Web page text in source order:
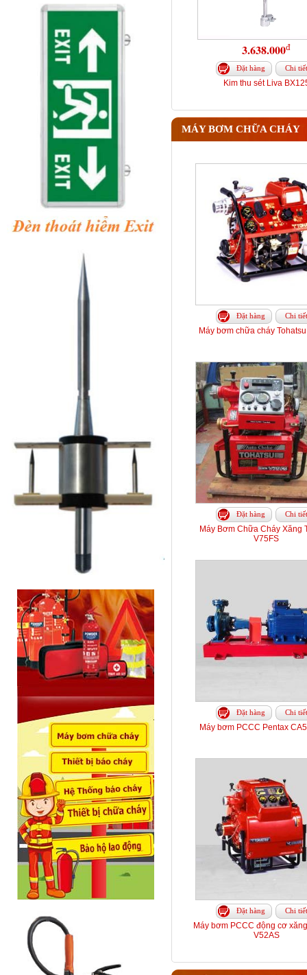
3.638.000đ
Đặt hàng Chi tiết
Kim thu sét Liva
MÁY BƠM CHỮA CHÁY
Đặt hàng Chi tiết
Máy bơm chữa cháy
Đặt hàng Chi tiết
Máy Bơm Chữa Cháy Xăng
V75FS
Đặt hàng Chi tiết
Máy bơm PCCC Pentax
Đặt hàng Chi tiết
Máy bơm PCCC động cơ
V52AS